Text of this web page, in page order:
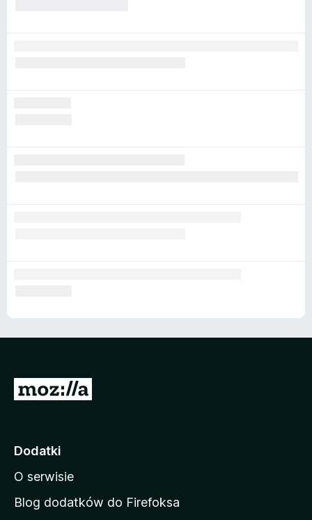
S
o
a
d
Dodatki
O serwisie
Blog dodatków do Firefoksa